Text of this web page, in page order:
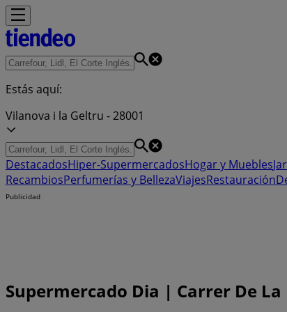
Estás aquí:
Vilanova i la Geltru - 28001
DestacadosHiper-SupermercadosHogar y Muebles
RecambiosPerfumerías y BellezaViajesRestauración
Publicidad
Supermercado Dia | Carrer De